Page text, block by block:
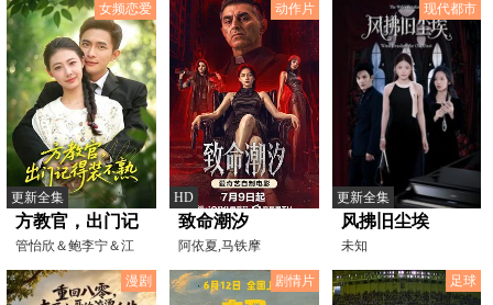
女频恋爱
更新全集
方教官，出门记
得装不熟
管怡欣＆鲍李宁＆江
路祺
动作片
HD
致命潮汐
阿依夏,马铁摩
现代都市
更新全集
风拂旧尘埃
未知
漫剧 剧情片 足球